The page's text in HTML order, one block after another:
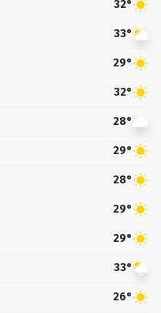
32°
33°
29°
32°
28°
29°
28°
29°
29°
33°
26°